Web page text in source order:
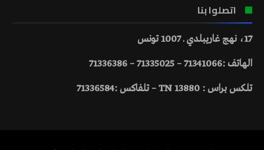
اتصلوا بنا
17، نهج غاريبلدي ـ 1007 تونس
الهاتف :71341066 – 71335025 – 71336386
تلكس براس : 13880 TN – تلفاكس :71336584